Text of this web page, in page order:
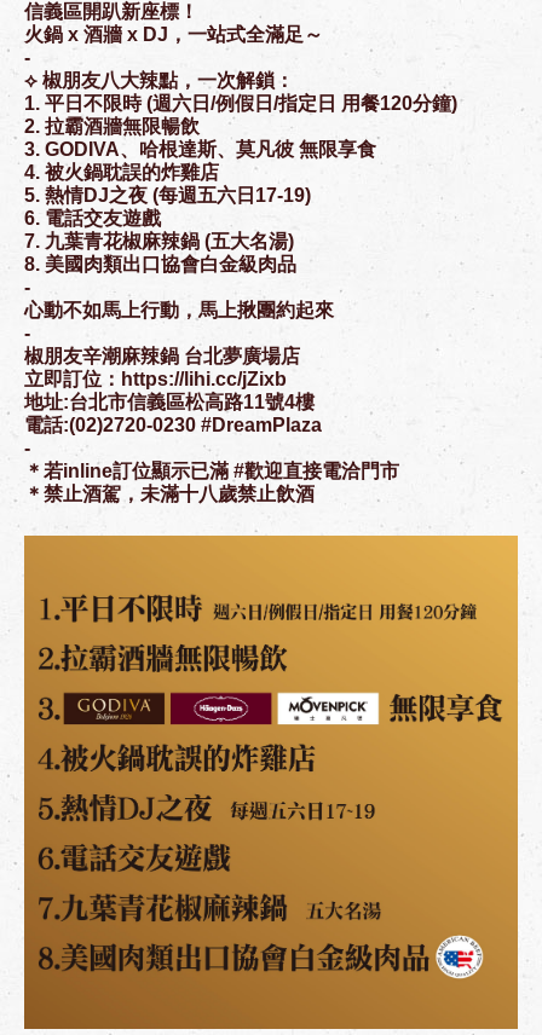
信義區開趴新座標！
火鍋 x 酒牆 x DJ，一站式全滿足～
-
⟡ 椒朋友八大辣點，一次解鎖：
1. 平日不限時 (週六日/例假日/指定日 用餐120分鐘)
2. 拉霸酒牆無限暢飲
3. GODIVA、哈根達斯、莫凡彼 無限享食
4. 被火鍋耽誤的炸雞店
5. 熱情DJ之夜 (每週五六日17-19)
6. 電話交友遊戲
7. 九葉青花椒麻辣鍋 (五大名湯)
8. 美國肉類出口協會白金級肉品
-
心動不如馬上行動，馬上揪團約起來
-
椒朋友辛潮麻辣鍋 台北夢廣場店
立即訂位：https://lihi.cc/jZixb
地址:台北市信義區松高路11號4樓
電話:(02)2720-0230 #DreamPlaza
-
＊若inline訂位顯示已滿 #歡迎直接電洽門市
＊禁止酒駕，未滿十八歲禁止飲酒